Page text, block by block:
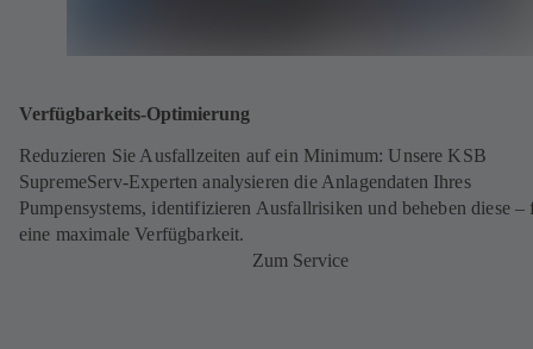
Verfügbarkeits-Optimierung
Reduzieren Sie Ausfallzeiten auf ein Minimum: Unsere KSB
SupremeServ-Experten analysieren die Anlagendaten Ihres
Pumpensystems, identifizieren Ausfallrisiken und beheben diese –
eine maximale Verfügbarkeit.
Zum Service